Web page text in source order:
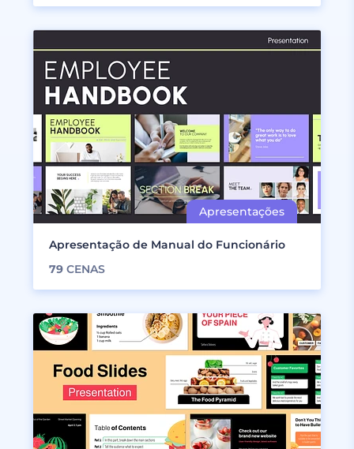
Apresentação de Manual do Funcionário
79 CENAS